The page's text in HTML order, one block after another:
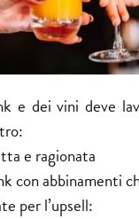
e dei vini deve
e ragionata
con abbinamenti
per l’upsell: